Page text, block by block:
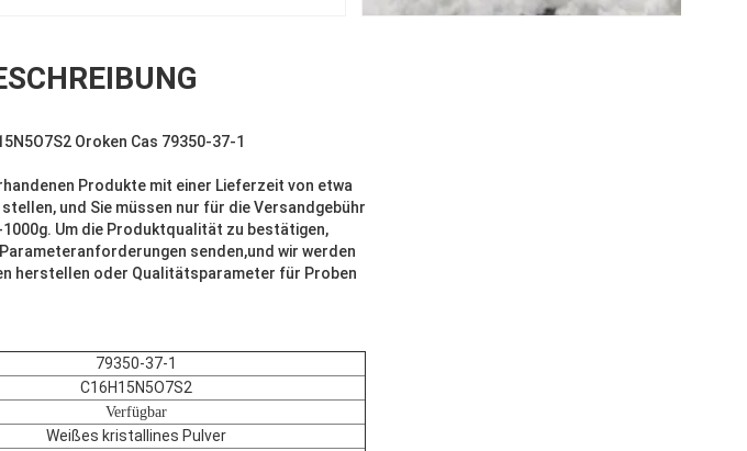
Oroken Cas 79350-37-1
Produkte mit einer Lieferzeit von etwa
und Sie müssen nur für die Versandgebühr
Um die Produktqualität zu bestätigen,
senden,und wir werden
herstellen oder Qualitätsparameter für Proben
79350-37-1
C16H15N5O7S2
Verfügbar
Weißes kristallines Pulver